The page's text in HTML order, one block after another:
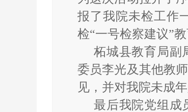
报了我院未检工作
检“一号检察建议”
柘城县教育局副
委员李光及其他教
见，并对我院未成
最后我院党组成